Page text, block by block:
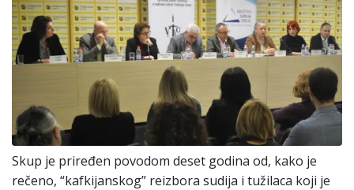
Skup je priređen povodom deset godina od, kako je
rečeno, “kafkijanskog” reizbora sudija i tužilaca koji je